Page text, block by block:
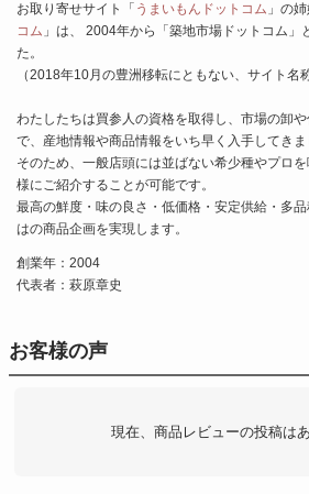
お取り寄せサイト「 うまいもんドットコム 」の
コム 」は、 2004年から「築地市場ドットコム」
た。
（2018年10月の豊洲移転にともない、サイト名
わたしたちは買参人の資格を取得し、市場の卸
で、産地情報や商品情報をいち早く入手してきま
そのため、一般店頭には並ばない希少種やプロ
様にご紹介することが可能です。
最高の鮮度・味の良さ・低価格・安定供給・多
はの商品企画を実現します。
創業年：2004
代表者：萩原章史
お客様の声
現在、商品レビューの投稿はあ